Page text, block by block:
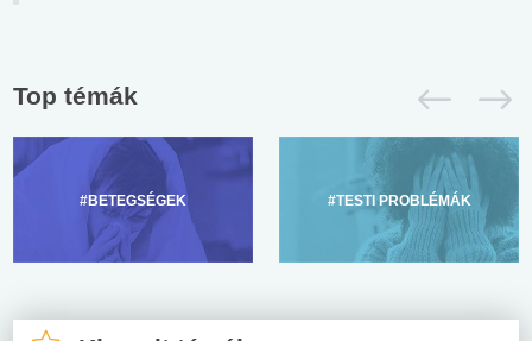
Top témák
#BETEGSÉGEK #TESTI PROBLÉMÁK